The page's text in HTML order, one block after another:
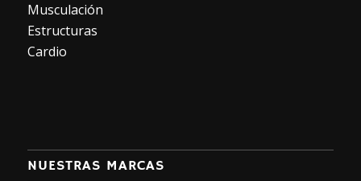
Musculación
Estructuras
Cardio
NUESTRAS MARCAS